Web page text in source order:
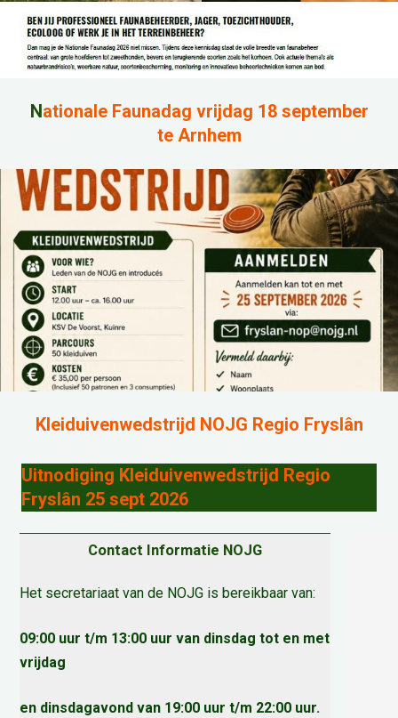
Nationale Faunadag vrijdag 18 september
te Arnhem
Kleiduivenwedstrijd NOJG Regio Fryslân
Uitnodiging Kleiduivenwedstrijd Regio
Fryslân 25 sept 2026
Contact Informatie NOJG
Het secretariaat van de NOJG is bereikbaar van:
09:00 uur t/m 13:00 uur van dinsdag tot en met
vrijdag
en dinsdagavond van 19:00 uur t/m 22:00 uur.